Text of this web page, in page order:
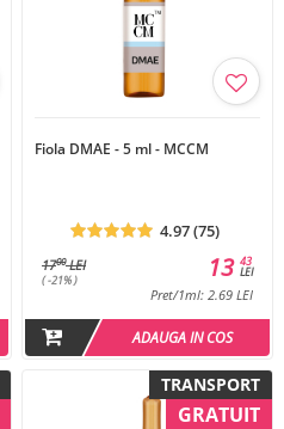
Fiola DMAE - 5 ml - MCCM
4.97 (75)
1700LEI
( -21% )
43
LEI
13
Pret/1ml: 2.69 LEI
ADAUGA IN COS
TRANSPORT
GRATUIT